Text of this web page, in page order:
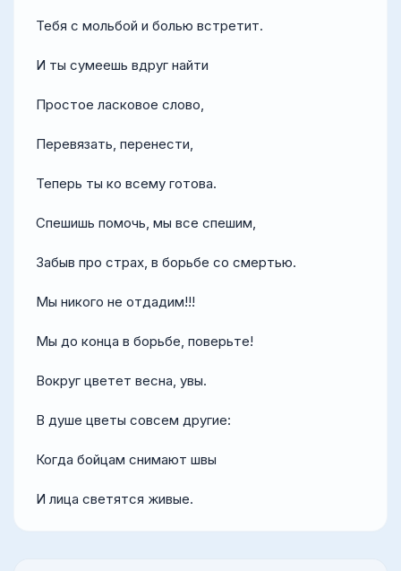
Тебя с мольбой и болью встретит.
И ты сумеешь вдруг найти
Простое ласковое слово,
Перевязать, перенести,
Теперь ты ко всему готова.
Спешишь помочь, мы все спешим,
Забыв про страх, в борьбе со смертью.
Мы никого не отдадим!!!
Мы до конца в борьбе, поверьте!
Вокруг цветет весна, увы.
В душе цветы совсем другие:
Когда бойцам снимают швы
И лица светятся живые.